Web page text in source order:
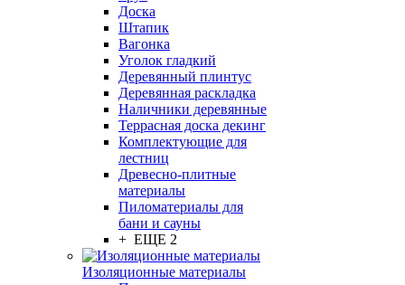
Доска
Штапик
Вагонка
Уголок гладкий
Деревянный плинтус
Деревянная раскладка
Наличники деревянные
Террасная доска декинг
Комплектующие для
лестниц
Древесно-плитные
материалы
Пиломатериалы для
бани и сауны
+ ЕЩЕ 2
Изоляционные материалы